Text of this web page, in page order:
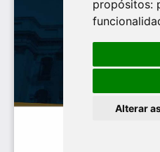
propósitos:
Alterar